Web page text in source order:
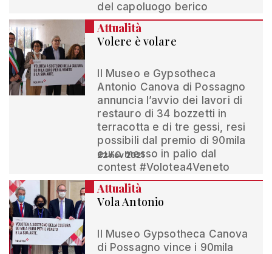
del capoluogo berico
Attualità
Volere è volare
Il Museo e Gypsotheca
Antonio Canova di Possagno
annuncia l’avvio dei lavori di
restauro di 34 bozzetti in
terracotta e di tre gessi, resi
possibili dal premio di 90mila
euro messo in palio dal
contest #Volotea4Veneto
22 nov 2021
Attualità
Vola Antonio
Il Museo Gypsotheca Canova
di Possagno vince i 90mila